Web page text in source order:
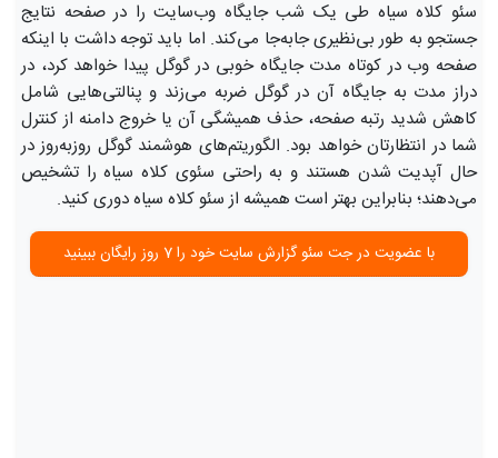
سئو کلاه سیاه طی یک شب جایگاه وب‌سایت را در صفحه نتایج
جستجو به طور بی‌نظیری جابه‌جا می‌کند. اما باید توجه داشت با اینکه
صفحه وب در کوتاه مدت جایگاه خوبی در گوگل پیدا خواهد کرد، در
دراز مدت به جایگاه آن در گوگل ضربه می‌زند و پنالتی‌هایی شامل
کاهش شدید رتبه صفحه، حذف همیشگی آن یا خروج دامنه از کنترل
شما در انتظارتان خواهد بود. الگوریتم‌های هوشمند گوگل روزبه‌روز در
حال آپدیت شدن هستند و به راحتی سئوی کلاه سیاه را تشخیص
می‌دهند؛ بنابراین بهتر است همیشه از سئو کلاه سیاه دوری کنید.
با عضویت در جت سئو گزارش سایت خود را 7 روز رایگان ببینید